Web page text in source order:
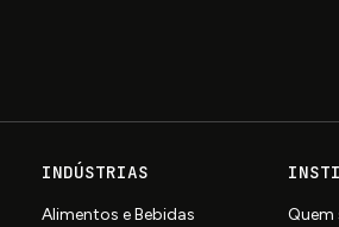
INDÚSTRIAS
Alimentos e Bebidas Quem